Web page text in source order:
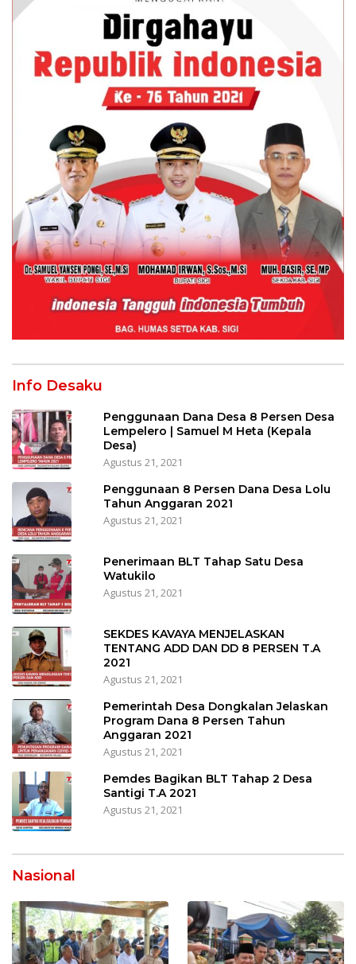
Info Desaku
Penggunaan Dana Desa 8 Persen Desa
Lempelero | Samuel M Heta (Kepala
Desa)
Agustus 21, 2021
Penggunaan 8 Persen Dana Desa Lolu
Tahun Anggaran 2021
Agustus 21, 2021
Penerimaan BLT Tahap Satu Desa
Watukilo
Agustus 21, 2021
SEKDES KAVAYA MENJELASKAN
TENTANG ADD DAN DD 8 PERSEN T.A
2021
Agustus 21, 2021
Pemerintah Desa Dongkalan Jelaskan
Program Dana 8 Persen Tahun
Anggaran 2021
Agustus 21, 2021
Pemdes Bagikan BLT Tahap 2 Desa
Santigi T.A 2021
Agustus 21, 2021
Nasional